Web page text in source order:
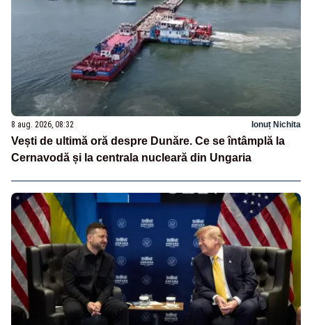
8 aug. 2026, 08:32 Ionuț Nichita
Vești de ultimă oră despre Dunăre. Ce se întâmplă la
Cernavodă și la centrala nucleară din Ungaria